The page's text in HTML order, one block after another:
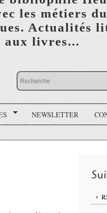
les métiers
Actualités
aux livres...
NEWSLETTER